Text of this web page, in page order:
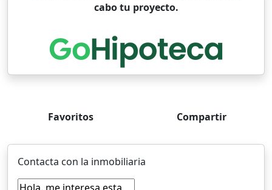
cabo tu proyecto.
Favoritos Compartir
Contacta con la inmobiliaria